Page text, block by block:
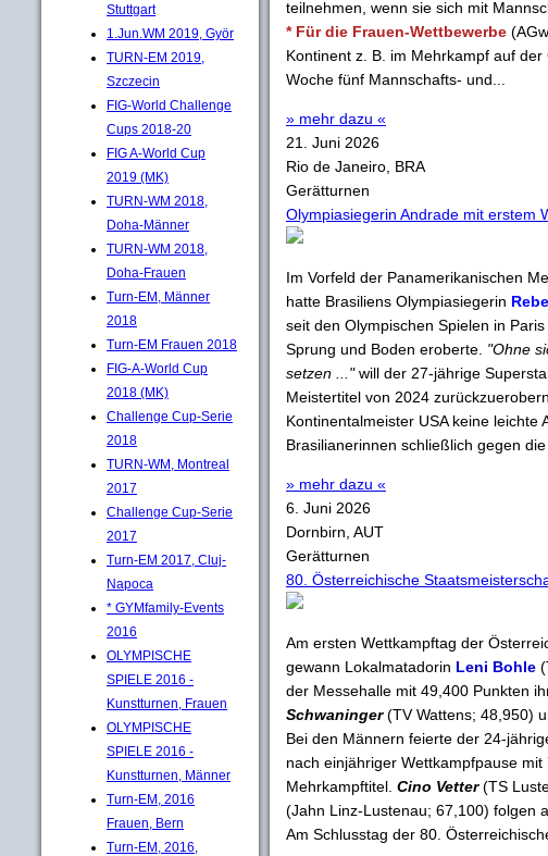
Stuttgart
1.Jun.WM 2019, Györ
TURN-EM 2019,
Szczecin
FIG-World Challenge
Cups 2018-20
FIG A-World Cup
2019 (MK)
TURN-WM 2018,
Doha-Männer
TURN-WM 2018,
Doha-Frauen
Turn-EM, Männer
2018
Turn-EM Frauen 2018
FIG-A-World Cup
2018 (MK)
Challenge Cup-Serie
2018
TURN-WM, Montreal
2017
Challenge Cup-Serie
2017
Turn-EM 2017, Cluj-
Napoca
* GYMfamily-Events
2016
OLYMPISCHE
SPIELE 2016 -
Kunstturnen, Frauen
OLYMPISCHE
SPIELE 2016 -
Kunstturnen, Männer
Turn-EM, 2016
Frauen, Bern
Turn-EM, 2016,
teilnehmen, wenn sie sich mit
* Für die Frauen-Wettbewerbe
Kontinent z. B. im Mehrkampf auf
Woche fünf Mannschafts- und...
» mehr dazu «
21. Juni 2026
Rio de Janeiro, BRA
Gerätturnen
Olympiasiegerin Andrade mit erstem
Im Vorfeld der Panamerikanischen
hatte Brasiliens Olympiasiegerin
seit den Olympischen Spielen in
Sprung und Boden eroberte. "Ohne
setzen ..."will der 27-jährige
Meistertitel von 2024
Kontinentalmeister USA keine
Brasilianerinnen schließlich gegen die
» mehr dazu «
6. Juni 2026
Dornbirn, AUT
Gerätturnen
80. Österreichische
Am ersten Wettkampftag der
gewann Lokalmatadorin Leni Bohle
der Messehalle mit 49,400 Punkten
Schwaninger(TV Wattens; 48,950)
Bei den Männern feierte der 24-
nach einjähriger Wettkampfpause
Mehrkampftitel. Cino Vetter(TS
(Jahn Linz-Lustenau; 67,100) folgen
Am Schlusstag der 80.